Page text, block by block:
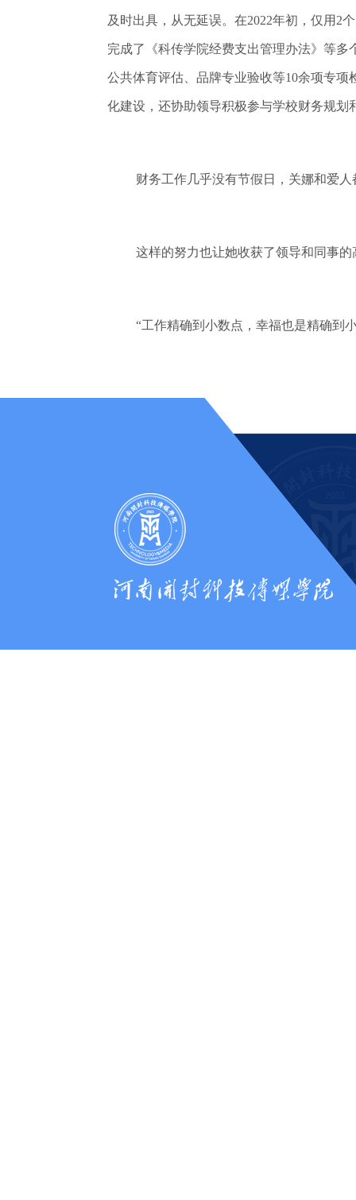
及时出具，从无延误。在2022年初，仅用2
完成了《科传学院经费支出管理办法》等
公共体育评估、品牌专业验收等10余项专
化建设，还协助领导积极参与学校财务规
财务工作几乎没有节假日，关娜和爱
这样的努力也让她收获了领导和同事
“工作精确到小数点，幸福也是精确到